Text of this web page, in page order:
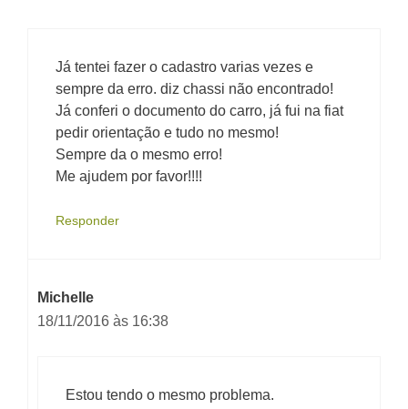
Já tentei fazer o cadastro varias vezes e
sempre da erro. diz chassi não encontrado!
Já conferi o documento do carro, já fui na fiat
pedir orientação e tudo no mesmo!
Sempre da o mesmo erro!
Me ajudem por favor!!!!
Responder
Michelle
18/11/2016 às 16:38
Estou tendo o mesmo problema.